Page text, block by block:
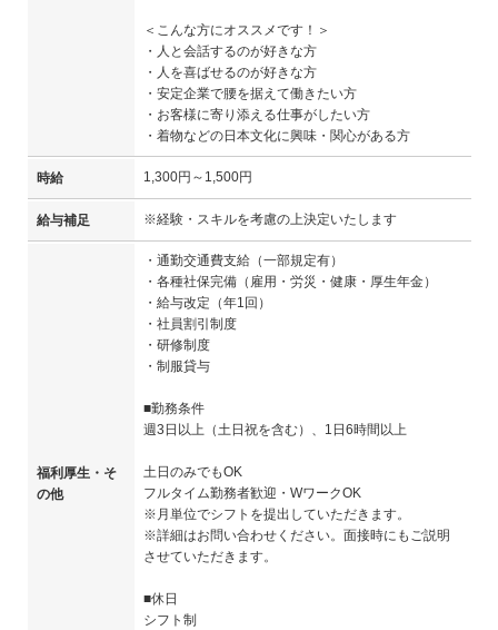
＜こんな方にオススメです！＞
・人と会話するのが好きな方
・人を喜ばせるのが好きな方
・安定企業で腰を据えて働きたい方
・お客様に寄り添える仕事がしたい方
・着物などの日本文化に興味・関心がある方
時給 1,300円～1,500円
給与補足 ※経験・スキルを考慮の上決定いたします
福利厚生・そ
の他
・通勤交通費支給（一部規定有）
・各種社保完備（雇用・労災・健康・厚生年金）
・給与改定（年1回）
・社員割引制度
・研修制度
・制服貸与
■勤務条件
週3日以上（土日祝を含む）、1日6時間以上
土日のみでもOK
フルタイム勤務者歓迎・WワークOK
※月単位でシフトを提出していただきます。
※詳細はお問い合わせください。面接時にもご説明
させていただきます。
■休日
シフト制